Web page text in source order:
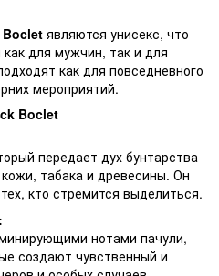
Boclet являются унисекс, что
для мужчин, так и для
как для повседневного
мероприятий.
Boclet
передает дух бунтарства
табака и древесины. Он
кто стремится выделиться.
нотами пачули,
создают чувственный и